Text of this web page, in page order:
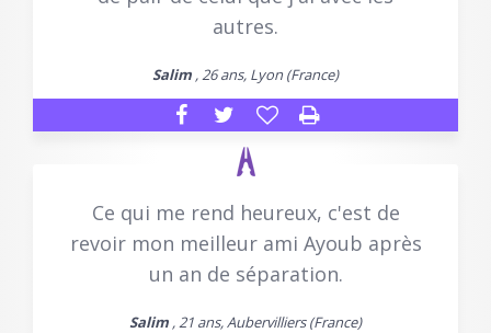
autres.
Salim , 26 ans, Lyon (France)
Ce qui me rend heureux, c'est de
revoir mon meilleur ami Ayoub après
un an de séparation.
Salim , 21 ans, Aubervilliers (France)